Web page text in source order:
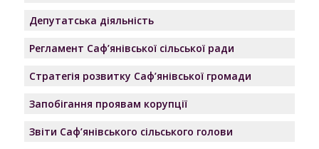
Депутатська діяльність
Регламент Саф’янівської сільської ради
Стратегія розвитку Саф’янівської громади
Запобігання проявам корупції
Звіти Саф’янівського сільського голови